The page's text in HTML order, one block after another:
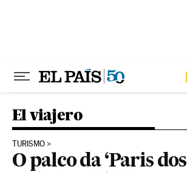
El viajero
TURISMO
O palco da ‘Paris dos